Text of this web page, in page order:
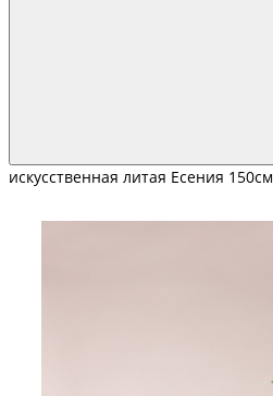
искусственная литая Есения 150см